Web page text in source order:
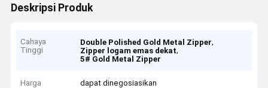
Deskripsi Produk
Cahaya
Tinggi
Double Polished Gold Metal Zipper,
Zipper logam emas dekat,
5# Gold Metal Zipper
Harga dapat dinegosiasikan